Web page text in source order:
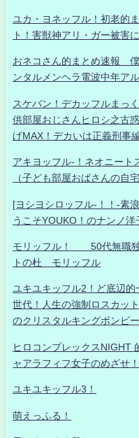
ユカ・ヨネッフル！初老的
ト！害獣神アリ・ガー被害
おネコさん的まとめ速報
ンタルメンヘラ電波中年ア
スケバン！デカッフルまっ
供部屋おじさんヒロシ之古
げMAX！デカいは正義刑事
アキヨッフル-！ネオニート
（子ども部屋おばさんの自
[ヨシヨシロッフル-！！-素
うこそYOUKO！のナンノ
モリッフル！ 50代無職独
トの杜 モリッフル
ユキユキッフル2！ど底辺
世代！人生の強制ロスカッ
のクリスタルキングボンビ
ヒロコンプレックスNIGHT
ャアラフィフ女子のめざせ
ユキユキッフル3！
萌えっふる！